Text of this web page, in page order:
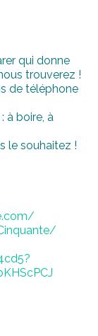
qui donne
trouverez !
de téléphone
à boire, à
le souhaitez !
nte/